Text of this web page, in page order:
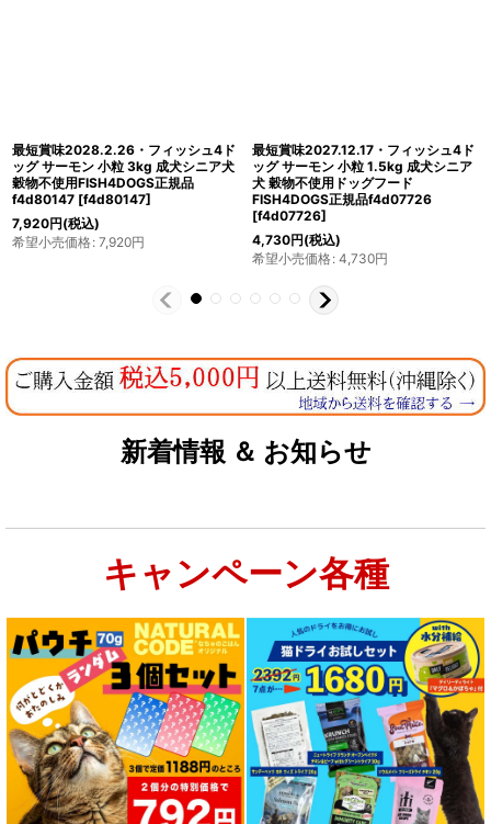
最短賞味2027.12.17・フィッシュ4ド
ッグ サーモン 小粒 400g 成犬シニア
犬用ドッグフードFISH4DOGS正規品
f4d80130 [f4d80130]
1,485円(税込)
希望小売価格: 1,485円
最短賞味2027.4.29・フィッシュ4ド
ッグ サーモン 大粒 3kg成犬シニア犬
用グレインフリー ドッグフード
FISH4DOGS正規品f4d80062
[f4d80062]
7,920円(税込)
希望小売価格: 7,920円
新着情報 ＆ お知らせ
キャンペーン各種